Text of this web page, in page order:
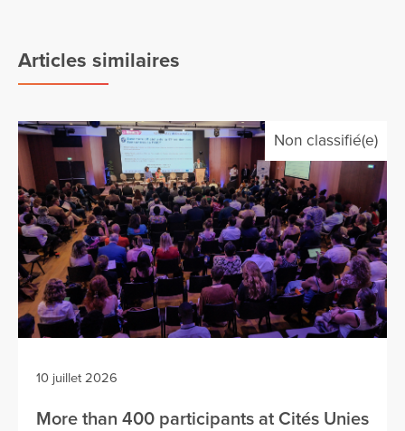
Articles similaires
Non classifié(e)
10 juillet 2026
More than 400 participants at Cités Unies